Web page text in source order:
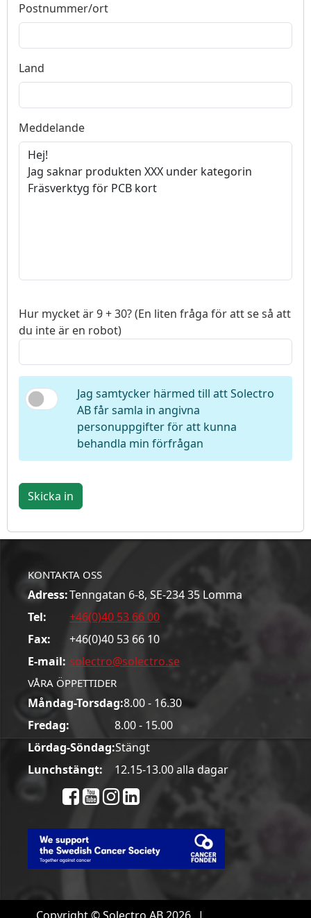
Postnummer/ort
Land
Meddelande
Hur mycket är 9 + 30? (En liten fråga för att se så att
du inte är en robot)
Jag samtycker härmed till att Solectro
AB får samla in angivna
personuppgifter för att kunna
behandla min förfrågan
Skicka in
KONTAKTA OSS
Adress:Tenngatan 6-8, SE-234 35 Lomma
Tel:
+46(0)40 53 66 00
Fax:
+46(0)40 53 66 10
E-mail: solectro@solectro.se
VÅRA ÖPPETTIDER
Måndag-Torsdag:8.00 - 16.30
Fredag:
8.00 - 15.00
Lördag-Söndag:Stängt
Lunchstängt:
12.15-13.00 alla dagar